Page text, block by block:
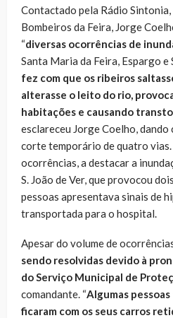
Contactado pela Rádio
Bombeiros da Feira, Jorge
“diversas ocorrências de
Santa Maria da Feira, Espargo e
fez com que os ribeiros
alterasse o leito do rio,
habitações e causando
esclareceu Jorge Coelho, dando
corte temporário de quatro
ocorrências, a destacar a
S. João de Ver, que provocou
pessoas apresentava sinais de
transportada para o hospital.
Apesar do volume de
sendo resolvidas devido à
do Serviço Municipal de
comandante. “Algumas
ficaram com os seus carros